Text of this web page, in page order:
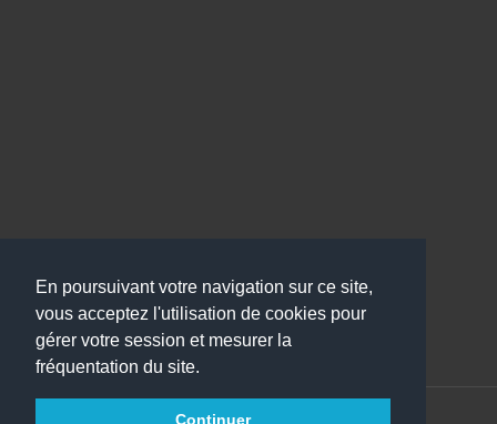
En poursuivant votre navigation sur ce site,
vous acceptez l'utilisation de cookies pour
gérer votre session et mesurer la
fréquentation du site.
Continuer